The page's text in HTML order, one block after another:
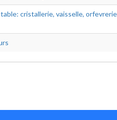
cristallerie, vaisselle,